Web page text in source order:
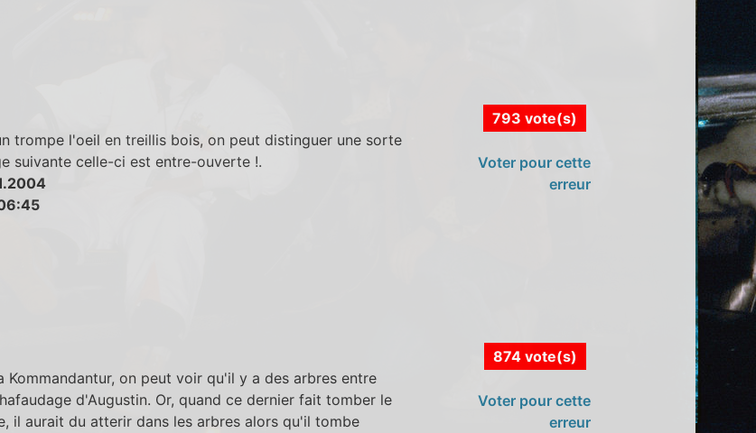
trompe l'oeil en treillis bois, on peut distinguer une sorte
suivante celle-ci est entre-ouverte !.
793 vote(s)
Voter pour cette
erreur
Kommandantur, on peut voir qu'il y a des arbres entre
d'Augustin. Or, quand ce dernier fait tomber le
il aurait du atterir dans les arbres alors qu'il tombe
874 vote(s)
Voter pour cette
erreur